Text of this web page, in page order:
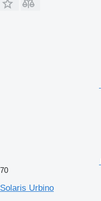
70
Solaris Urbino